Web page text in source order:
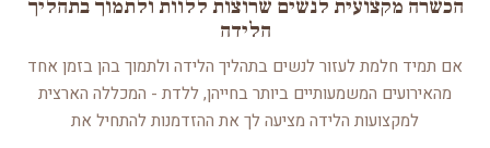
הכשרה מקצועית לנשים שרוצות ללוות ולתמוך בתהליך
הלידה
אם תמיד חלמת לעזור לנשים בתהליך הלידה ולתמוך בהן בזמן אחד
מהאירועים המשמעותיים ביותר בחייהן, ללדת - המכללה הארצית
למקצועות הלידה מציעה לך את ההזדמנות להתחיל את